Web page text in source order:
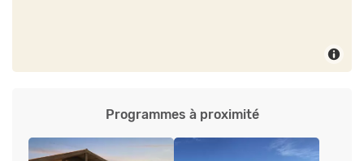
Programmes à proximité